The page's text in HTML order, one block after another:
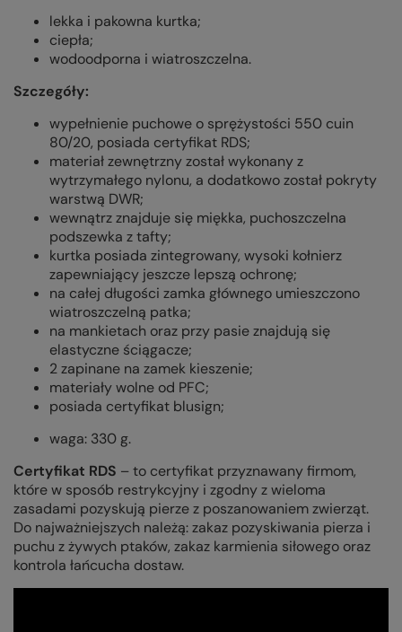
lekka i pakowna kurtka;
ciepła;
wodoodporna i wiatroszczelna.
Szczegóły:
wypełnienie puchowe o sprężystości 550 cuin
80/20, posiada certyfikat RDS;
materiał zewnętrzny został wykonany z
wytrzymałego nylonu, a dodatkowo został pokryty
warstwą DWR;
wewnątrz znajduje się miękka, puchoszczelna
podszewka z tafty;
kurtka posiada zintegrowany, wysoki kołnierz
zapewniający jeszcze lepszą ochronę;
na całej długości zamka głównego umieszczono
wiatroszczelną patka;
na mankietach oraz przy pasie znajdują się
elastyczne ściągacze;
2 zapinane na zamek kieszenie;
materiały wolne od PFC;
posiada certyfikat blusign;
waga: 330 g.
Certyfikat RDS – to certyfikat przyznawany firmom,
które w sposób restrykcyjny i zgodny z wieloma
zasadami pozyskują pierze z poszanowaniem zwierząt.
Do najważniejszych należą: zakaz pozyskiwania pierza i
puchu z żywych ptaków, zakaz karmienia siłowego oraz
kontrola łańcucha dostaw.